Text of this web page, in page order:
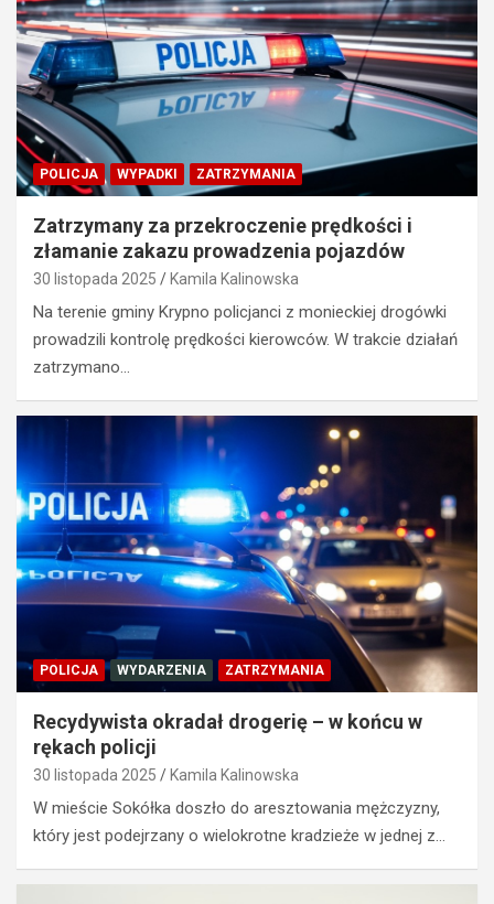
POLICJA WYPADKI ZATRZYMANIA
Zatrzymany za przekroczenie prędkości i
złamanie zakazu prowadzenia pojazdów
30 listopada 2025 Kamila Kalinowska
Na terenie gminy Krypno policjanci z monieckiej drogówki
prowadzili kontrolę prędkości kierowców. W trakcie działań
zatrzymano…
POLICJA WYDARZENIA ZATRZYMANIA
Recydywista okradał drogerię – w końcu w
rękach policji
30 listopada 2025 Kamila Kalinowska
W mieście Sokółka doszło do aresztowania mężczyzny,
który jest podejrzany o wielokrotne kradzieże w jednej z…